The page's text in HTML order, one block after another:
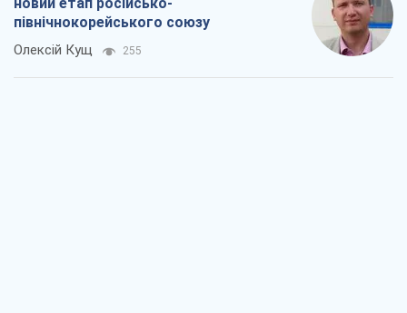
північнокорейського союзу
Олексій Кущ 255